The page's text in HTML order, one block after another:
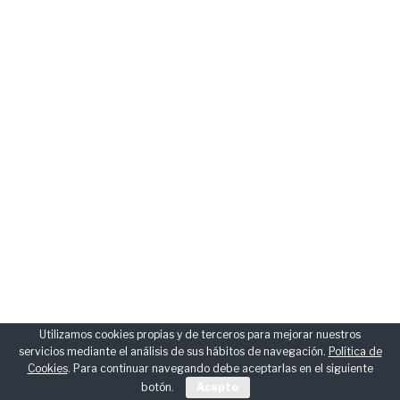
Utilizamos cookies propias y de terceros para mejorar nuestros
servicios mediante el análisis de sus hábitos de navegación. Política de
Cookies. Para continuar navegando debe aceptarlas en el siguiente
botón.